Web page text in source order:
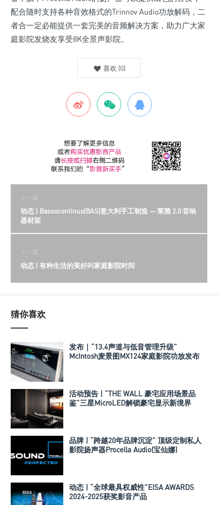
配合随时支持各种音效格式的Trinnov Audio功放解码，二
者合一定必能提供一套完美的音频解决方案，助力广大家
庭影院发烧友享受8K全景声影院。
喜欢 (0)
上一篇
动态 | Bassocontinuo(BAS)意大利手工制造 — 莱雅 2.0 音响
器材架
下一篇
动态 | 有种生活的美好叫家庭影院时间
猜你喜欢
发布｜“13.4声道与低音管理升级”
McIntosh麦景图MX124家庭影院功放发布
活动预告 | “THE WALL 豪宅应用场景品
鉴”三星MicroLED解锁豪宅显示新境界
品牌 | “跨越20年品牌沉淀” 顶级定制私人
影院扬声器Procella Audio(宝仙娜)
动态 | “全球最具权威性”EISA AWARDS
2024-2025获奖影音产品